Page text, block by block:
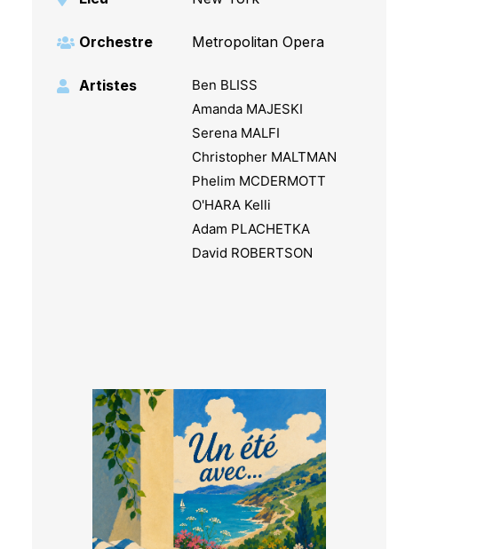
Orchestre Metropolitan Opera
Artistes
Ben BLISS
Amanda MAJESKI
Serena MALFI
Christopher MALTMAN
Phelim MCDERMOTT
O'HARA Kelli
Adam PLACHETKA
David ROBERTSON